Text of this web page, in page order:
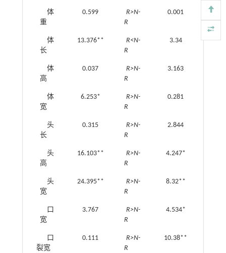
体
重
0.599
R>N-
R
0.001 ♀<♂
体
长
13.376**
R<N-
R
3.34 ♀<♂
体
高
0.037
R>N-
R
3.163
体
宽
6.253*
R>N-
R
0.281
头
长
0.315
R>N-
R
2.844
头
高
16.103**
R>N-
R
4.247*
头
宽
24.395**
R>N-
R
8.32**
口
宽
3.767
R>N-
R
4.534*
口
裂宽
0.111
R>N-
R
10.38**